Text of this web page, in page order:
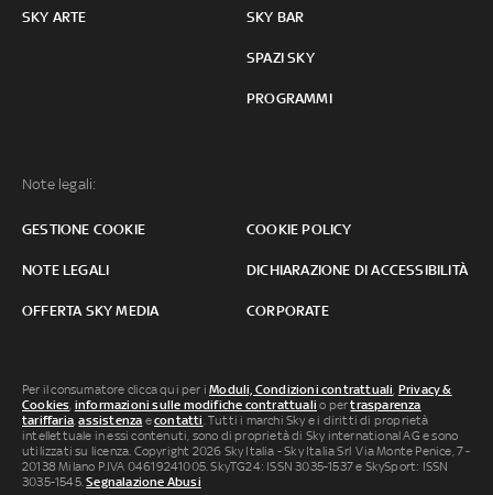
SKY ARTE SKY BAR
SPAZI SKY
PROGRAMMI
Note legali:
GESTIONE COOKIE COOKIE POLICY
NOTE LEGALI DICHIARAZIONE DI ACCESSIBILITÀ
OFFERTA SKY MEDIA CORPORATE
Per il consumatore clicca qui per iModuli, Condizioni contrattuali Privacy &
Cookies informazioni sulle modifiche contrattuali o pertrasparenza
tariffaria ,assistenza econtatti . Tutti i marchi Sky e i diritti di proprietà
intellettuale in essi contenuti, sono di proprietà di Sky international AG e sono
utilizzati su licenza. Copyright 2026 Sky Italia - Sky Italia Srl Via Monte Penice, 7 -
20138 Milano P.IVA 04619241005. SkyTG24: ISSN 3035-1537 e SkySport: ISSN
3035-1545.Segnalazione Abusi